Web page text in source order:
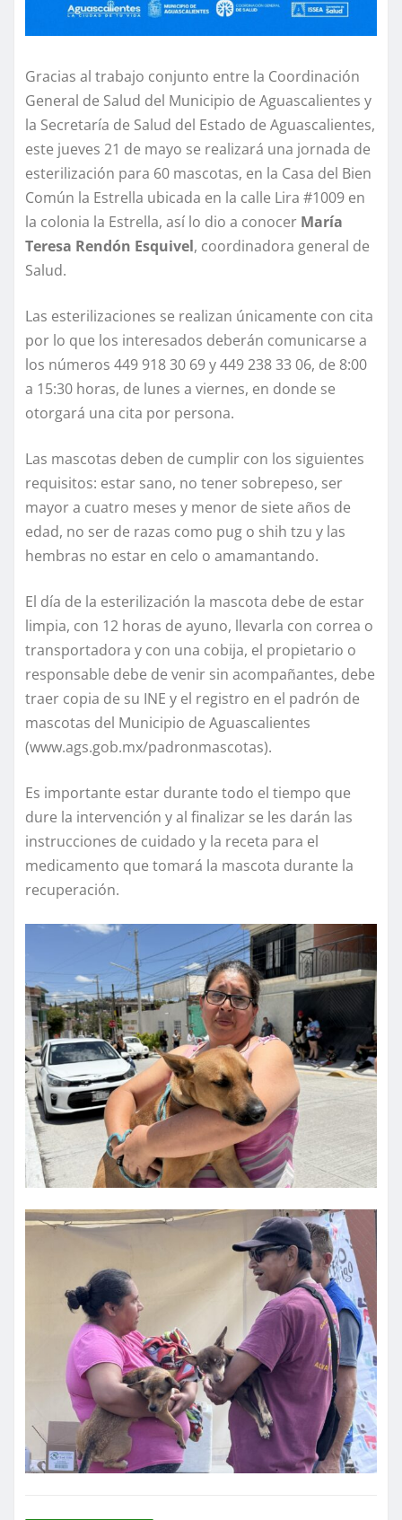
Gracias al trabajo conjunto entre la Coordinación
General de Salud del Municipio de Aguascalientes y
la Secretaría de Salud del Estado de Aguascalientes,
este jueves 21 de mayo se realizará una jornada de
esterilización para 60 mascotas, en la Casa del Bien
Común la Estrella ubicada en la calle Lira #1009 en
la colonia la Estrella, así lo dio a conocer María
Teresa Rendón Esquivel, coordinadora general de
Salud.
Las esterilizaciones se realizan únicamente con cita
por lo que los interesados deberán comunicarse a
los números 449 918 30 69 y 449 238 33 06, de 8:00
a 15:30 horas, de lunes a viernes, en donde se
otorgará una cita por persona.
Las mascotas deben de cumplir con los siguientes
requisitos: estar sano, no tener sobrepeso, ser
mayor a cuatro meses y menor de siete años de
edad, no ser de razas como pug o shih tzu y las
hembras no estar en celo o amamantando.
El día de la esterilización la mascota debe de estar
limpia, con 12 horas de ayuno, llevarla con correa o
transportadora y con una cobija, el propietario o
responsable debe de venir sin acompañantes, debe
traer copia de su INE y el registro en el padrón de
mascotas del Municipio de Aguascalientes
(www.ags.gob.mx/padronmascotas).
Es importante estar durante todo el tiempo que
dure la intervención y al finalizar se les darán las
instrucciones de cuidado y la receta para el
medicamento que tomará la mascota durante la
recuperación.